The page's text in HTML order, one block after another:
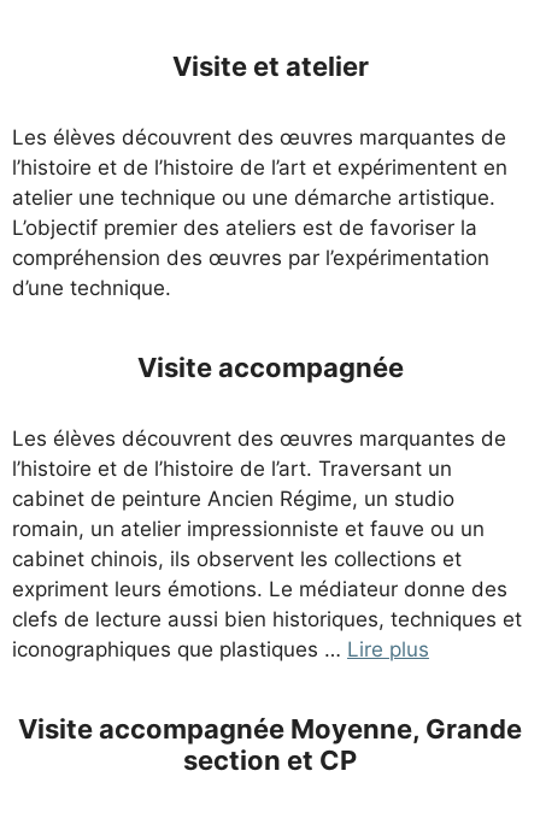
Visite et atelier
Les élèves découvrent des œuvres marquantes de
l’histoire et de l’histoire de l’art et expérimentent en
atelier une technique ou une démarche artistique.
L’objectif premier des ateliers est de favoriser la
compréhension des œuvres par l’expérimentation
d’une technique.
Visite accompagnée
Les élèves découvrent des œuvres marquantes de
l’histoire et de l’histoire de l’art. Traversant un
cabinet de peinture Ancien Régime, un studio
romain, un atelier impressionniste et fauve ou un
cabinet chinois, ils observent les collections et
expriment leurs émotions. Le médiateur donne des
clefs de lecture aussi bien historiques, techniques et
iconographiques que plastiques … Lire plus
Visite accompagnée Moyenne, Grande
section et CP